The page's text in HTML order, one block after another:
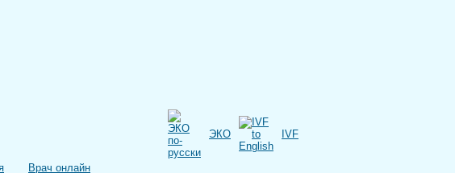
ЭКО IVF
Врач онлайн